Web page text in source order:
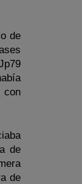
de
con
de
de